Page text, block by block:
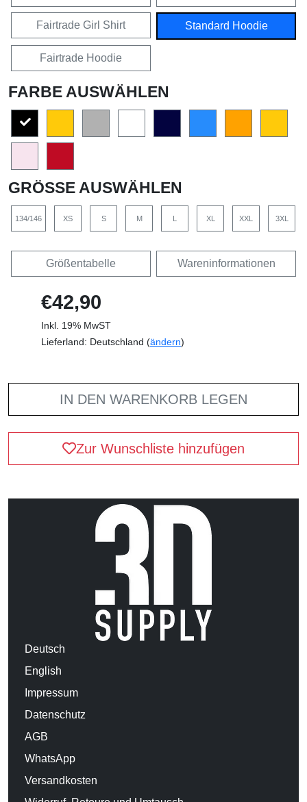
Fairtrade Girl Shirt Standard Hoodie
Fairtrade Hoodie
FARBE AUSWÄHLEN
GRÖSSE AUSWÄHLEN
134/146 XS S M L XL XXL 3XL
Größentabelle Wareninformationen
€42,90
Inkl. 19% MwST
Lieferland: Deutschland (ändern)
IN DEN WARENKORB LEGEN
Zur Wunschliste hinzufügen
Deutsch
English
Impressum
Datenschutz
AGB
WhatsApp
Versandkosten